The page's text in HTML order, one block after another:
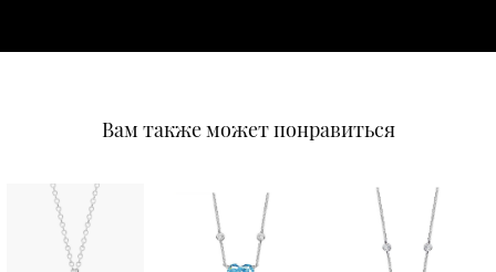
Вам также может понравиться